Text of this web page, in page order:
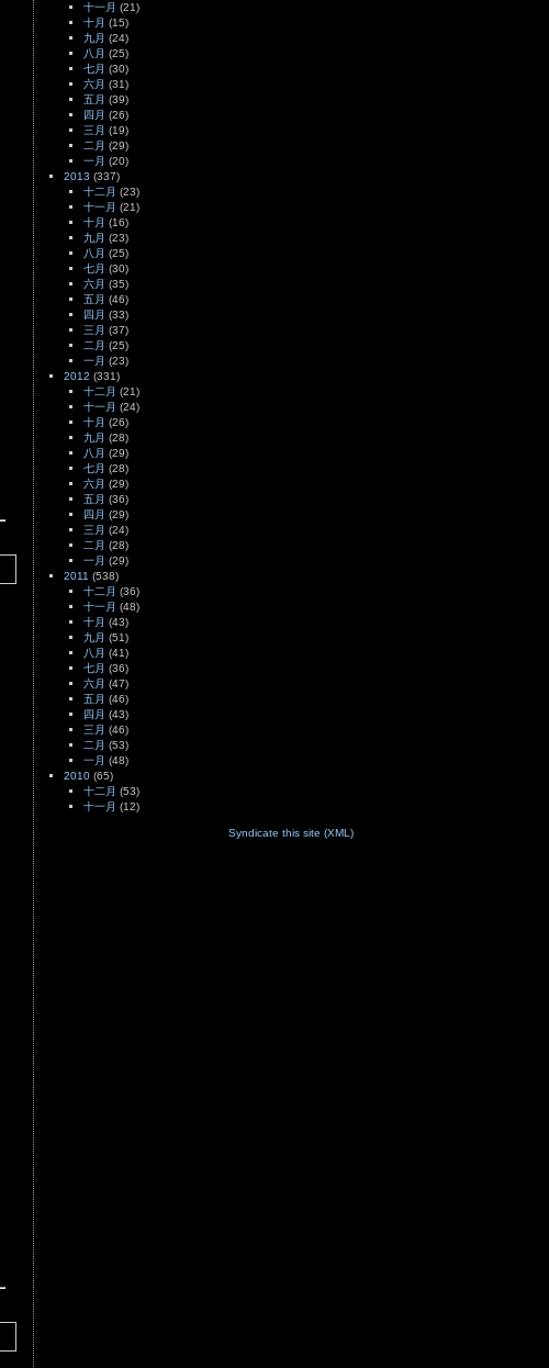
十一月 (21)
十月 (15)
九月 (24)
八月 (25)
七月 (30)
六月 (31)
五月 (39)
四月 (26)
三月 (19)
二月 (29)
一月 (20)
2013 (337)
十二月 (23)
十一月 (21)
十月 (16)
九月 (23)
八月 (25)
七月 (30)
六月 (35)
五月 (46)
四月 (33)
三月 (37)
二月 (25)
一月 (23)
2012 (331)
十二月 (21)
十一月 (24)
十月 (26)
九月 (28)
八月 (29)
七月 (28)
六月 (29)
五月 (36)
四月 (29)
三月 (24)
二月 (28)
一月 (29)
2011 (538)
十二月 (36)
十一月 (48)
十月 (43)
九月 (51)
八月 (41)
七月 (36)
六月 (47)
五月 (46)
四月 (43)
三月 (46)
二月 (53)
一月 (48)
2010(65)
十二月 (53)
十一月 (12)
Syndicate this site (XML)